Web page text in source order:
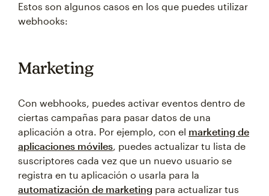
Estos son algunos casos en los que puedes utilizar
webhooks:
Marketing
Con webhooks, puedes activar eventos dentro de
ciertas campañas para pasar datos de una
aplicación a otra. Por ejemplo, con el marketing de
aplicaciones móviles, puedes actualizar tu lista de
suscriptores cada vez que un nuevo usuario se
registra en tu aplicación o usarla para la
automatización de marketing para actualizar tus